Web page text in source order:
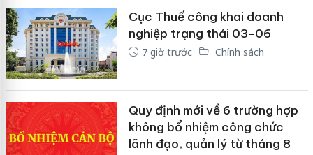
Cục Thuế công khai doanh
nghiệp trạng thái 03-06
7 giờ trước Chính sách
Quy định mới về 6 trường hợp
không bổ nhiệm công chức
lãnh đạo, quản lý từ tháng 8